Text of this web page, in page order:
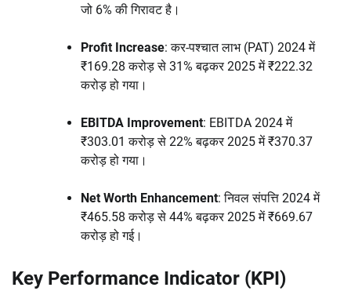
जो 6% की गिरावट है।
Profit Increase: कर-पश्चात लाभ (PAT) 2024 में
₹169.28 करोड़ से 31% बढ़कर 2025 में ₹222.32
करोड़ हो गया।
EBITDA Improvement: EBITDA 2024 में
₹303.01 करोड़ से 22% बढ़कर 2025 में ₹370.37
करोड़ हो गया।
Net Worth Enhancement: निवल संपत्ति 2024 में
₹465.58 करोड़ से 44% बढ़कर 2025 में ₹669.67
करोड़ हो गई।
Key Performance Indicator (KPI)